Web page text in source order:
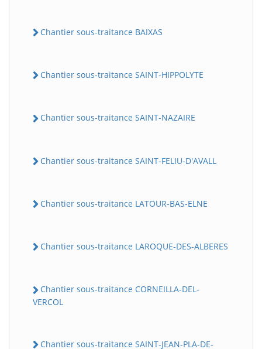
Chantier sous-traitance BAIXAS
Chantier sous-traitance SAINT-HIPPOLYTE
Chantier sous-traitance SAINT-NAZAIRE
Chantier sous-traitance SAINT-FELIU-D'AVALL
Chantier sous-traitance LATOUR-BAS-ELNE
Chantier sous-traitance LAROQUE-DES-ALBERES
Chantier sous-traitance CORNEILLA-DEL-
VERCOL
Chantier sous-traitance SAINT-JEAN-PLA-DE-